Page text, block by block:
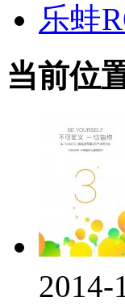
乐蛙
当前位
2014-